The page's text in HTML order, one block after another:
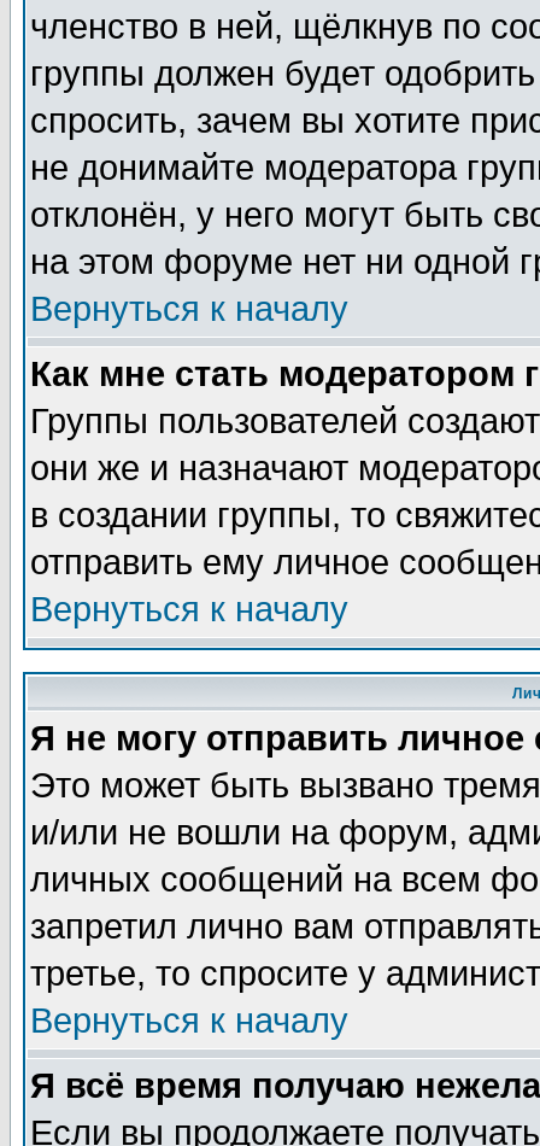
членство в ней, щёлкнув по
группы должен будет
спросить, зачем вы хотите
не донимайте модератора
отклонён, у него могут быть
на этом форуме нет ни одной
Вернуться к началу
Как мне стать модератором
Группы пользователей
они же и назначают
в создании группы, то
отправить ему личное
Вернуться к началу
Я не могу отправить
Это может быть вызвано
и/или не вошли на форум,
личных сообщений на всем
запретил лично вам
третье, то спросите у
Вернуться к началу
Я всё время получаю
Если вы продолжаете